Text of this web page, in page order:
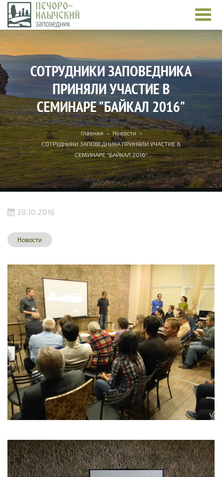
Перейти к основному содержанию
СОТРУДНИКИ ЗАПОВЕДНИКА
ПРИНЯЛИ УЧАСТИЕ В
СЕМИНАРЕ "БАЙКАЛ 2016"
Вы здесь Главная » Новости »
СОТРУДНИКИ ЗАПОВЕДНИКА ПРИНЯЛИ УЧАСТИЕ В
СЕМИНАРЕ "БАЙКАЛ 2016"
28.10.2016
Новости